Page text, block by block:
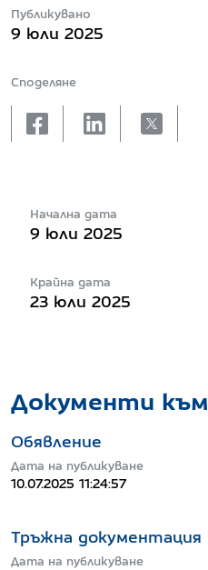
Публикувано
9 юли 2025
Споделяне
facebooklinkedinX
Начална дата
9 юли 2025
Крайна дата
23 юли 2025
Документи
Обявление
Дата на публикуване
10.07.2025 11:24:57
Тръжна документация
Дата на публикуване